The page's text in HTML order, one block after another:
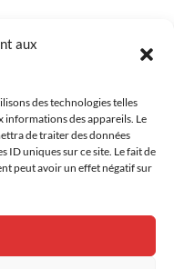
aux
des technologies telles
informations des appareils. Le
de traiter des données
ID uniques sur ce site. Le fait de
peut avoir un effet négatif sur